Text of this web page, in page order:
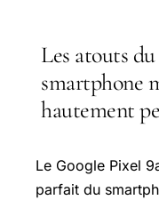
Les atouts
smartphone
hautement
Le Google Pixel
parfait du